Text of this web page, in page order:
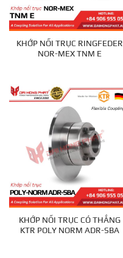
KHỚP NỐI TRỤC RINGFEDER
NOR-MEX TNM E
KHỚP NỐI TRỤC CÓ THẮNG
KTR POLY NORM ADR-SBA